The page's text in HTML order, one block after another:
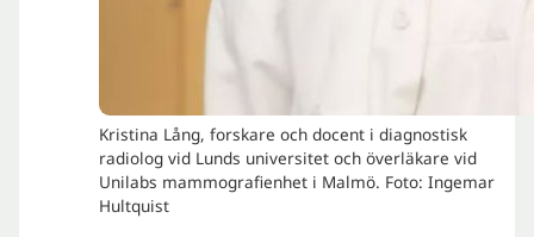
Kristina Lång, forskare och docent i diagnostisk
radiolog vid Lunds universitet och överläkare vid
Unilabs mammografienhet i Malmö. Foto: Ingemar
Hultquist